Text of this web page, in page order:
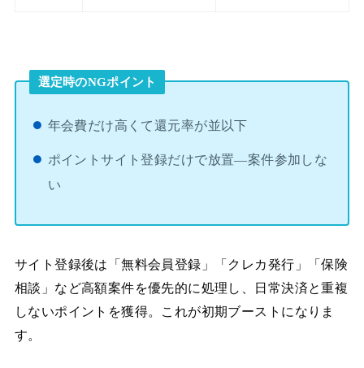
選定時のNGポイント
年会費だけ高くて還元率が並以下
ポイントサイト登録だけで放置—案件参加しな
い
サイト登録後は「無料会員登録」「クレカ発行」「保険
相談」など高額案件を優先的に処理し、日常決済と重複
しないポイントを獲得。これが初期ブーストになりま
す。